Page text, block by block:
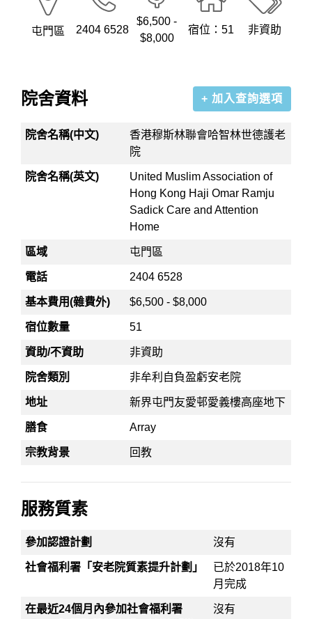
屯門區 2404 6528
$6,500 -
$8,000
宿位：51 非資助
院舍資料 + 加入查詢選項
院舍名稱(中文)
香港穆斯林聯會哈智林世德護老
院
院舍名稱(英文)
United Muslim Association of
Hong Kong Haji Omar Ramju
Sadick Care and Attention
Home
區域 屯門區
電話 2404 6528
基本費用(雜費外) $6,500 - $8,000
宿位數量 51
資助/不資助 非資助
院舍類別 非牟利自負盈虧安老院
地址 新界屯門友愛邨愛義樓高座地下
膳食 Array
宗教背景 回教
服務質素
參加認證計劃 沒有
社會福利署「安老院質素提升計劃」
已於2018年10
月完成
在最近24個月內參加社會福利署
沒有